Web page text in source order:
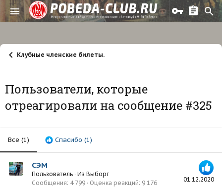
Клубные членские билеты.
Пользователи, которые
отреагировали на сообщение #325
Все (1) Спасибо (1)
01.12.2020
СЭМ
Пользователь · Из Выборг
Сообщения 4 799 Оценка реакций 9 176